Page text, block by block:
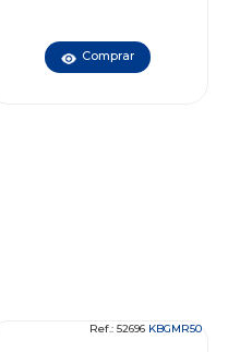
Comprar
Ref.: 52696 KBGMR50